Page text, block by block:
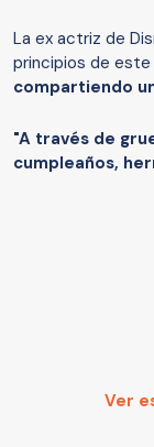
La ex actriz de
principios de este
compartiendo
"A través de
cumpleaños,
Ver